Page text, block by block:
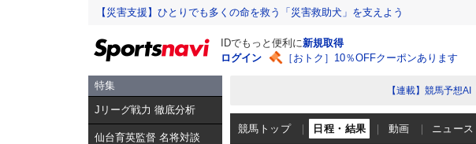
【災害支援】ひとりでも多くの命を救う「災害救助犬」を支えよう
IDでもっと便利に新規取得
ログイン
［おトク］10％OFFクーポンあります
特集
Jリーグ戦力 徹底分析
仙台育英監督 名将対談
【連載】競馬予想
競馬トップ 日程・結果 動画 ニュース